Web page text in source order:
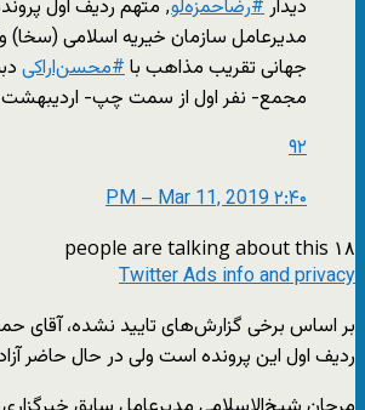
دیدار#رضا‌حمزه‌لو٬ متهم ردیف اول پرونده
مدیرعامل سازمان خیریه اسلامی (سخا)
جهانی تقریب مذاهب با#محسن‌اراکی
مجمع- نفر اول از سمت چپ- اردیبهشت ۹۷
۹۲
۲:۴۰ PM – Mar 11, 2019
۱۸ people are talking about this
Twitter Ads info and privacy
​بر اساس برخی گزارش‌های تایید نشده، آقای
ردیف اول این پرونده است ولی در حال حاضر